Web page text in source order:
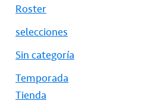
Roster
selecciones
Sin categoría
Temporada
Tienda